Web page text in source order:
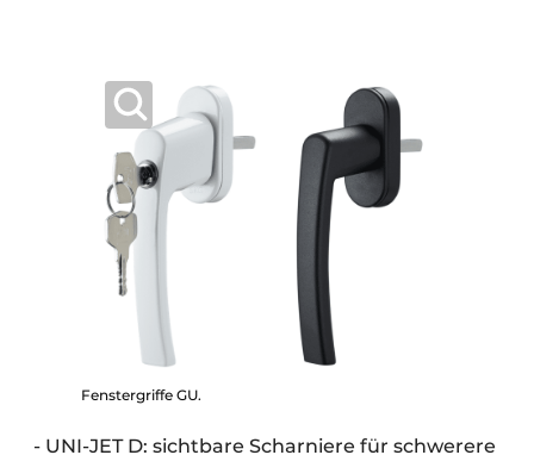
Fenstergriffe GU.
- UNI-JET D: sichtbare Scharniere für schwerere